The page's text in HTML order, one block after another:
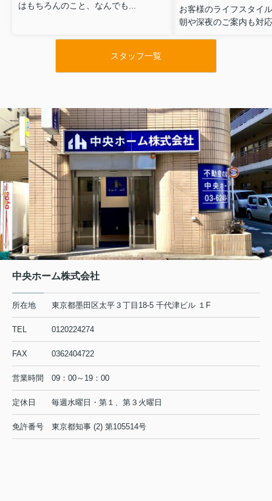
はもちろんのこと、なんでも...
お客様のライフスタイ
朝や深夜のご案内も対
スタッフ一覧
中央ホーム株式会社
所在地 東京都墨田区太平３丁目18-5 千代津ビル １F
TEL 0120224274
FAX 0362404722
営業時間 09：00～19：00
定休日 毎週水曜日・第１、第３火曜日
免許番号 東京都知事 (2) 第105514号